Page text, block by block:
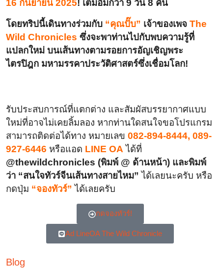
16 กันยายน 2025! เต็มอิ่มกว่า 9 วัน 8 คืน
โดยทริปนี้เดินทางร่วมกับ “คุณปั๊บ” เจ้าของเพจ The
Wild Chronicles ซึ่งจะพาท่านไปกับพบความรู้ที่
แปลกใหม่ บนเส้นทางตามรอยการอัญเชิญพระ
ไตรปิฎก มหามรรคาประวัติศาสตร์ซึ่งเชื่อมโลก!
รับประสบการณ์ที่แตกต่าง และสัมผัสบรรยากาศแบบ
ใหม่ที่อาจไม่เคยลิ้มลอง หากท่านใดสนใจขอโปรแกรม
สามารถติดต่อได้ทาง หมายเลข 082-894-8444, 089-
927-6446 หรือแอด LINE OA ได้ที่
@thewildchronicles (พิมพ์ @ ด้านหน้า) และพิมพ์
ว่า “สนใจทัวร์จีนเส้นทางสายไหม” ได้เลยนะครับ หรือ
กดปุ่ม “จองทัวร์” ได้เลยครับ
กดจองทัวร์!
Ad LineOA The Wild Chronicle
Blog